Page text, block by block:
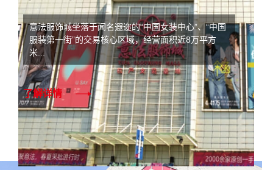
意法服饰城坐落于闻名遐迩的“中国女装中心”、“中国
服装第一街”的交易核心区域，经营面积近8万平方
米...
了解详情